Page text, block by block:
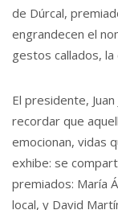
de Dúrcal,
engrandecen el
gestos callados, la
El presidente,
recordar que
emocionan, vidas
exhibe: se
premiados: María
local, y David